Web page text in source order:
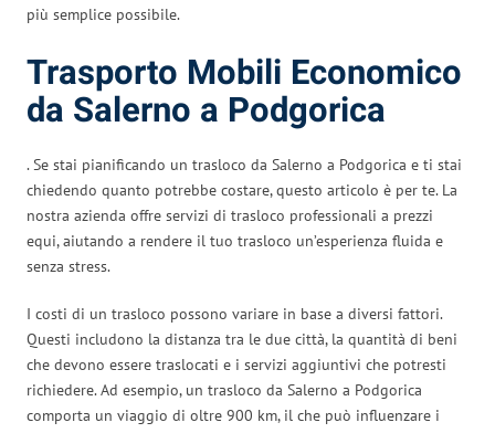
più semplice possibile.
Trasporto Mobili Economico
da Salerno a Podgorica
. Se stai pianificando un trasloco da Salerno a Podgorica e ti stai
chiedendo quanto potrebbe costare, questo articolo è per te. La
nostra azienda offre servizi di trasloco professionali a prezzi
equi, aiutando a rendere il tuo trasloco un’esperienza fluida e
senza stress.
I costi di un trasloco possono variare in base a diversi fattori.
Questi includono la distanza tra le due città, la quantità di beni
che devono essere traslocati e i servizi aggiuntivi che potresti
richiedere. Ad esempio, un trasloco da Salerno a Podgorica
comporta un viaggio di oltre 900 km, il che può influenzare i